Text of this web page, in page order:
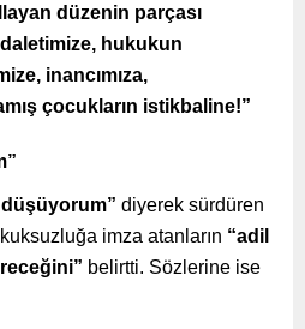
düzenin parçası
hukukun
inancımıza,
çocukların istikbaline!”
diyerek sürdüren
imza atanların “adil
belirtti. Sözlerine ise